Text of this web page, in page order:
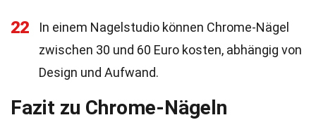
22
In einem Nagelstudio können Chrome-Nägel
zwischen 30 und 60 Euro kosten, abhängig von
Design und Aufwand.
Fazit zu Chrome-Nägeln